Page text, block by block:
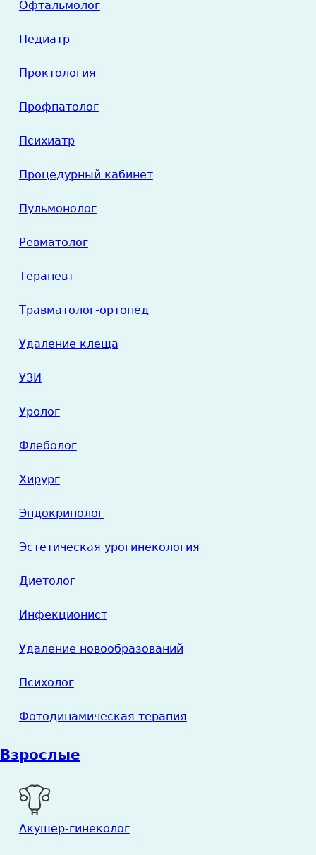
Офтальмолог
Педиатр
Проктология
Профпатолог
Психиатр
Процедурный кабинет
Пульмонолог
Ревматолог
Терапевт
Травматолог-ортопед
Удаление клеща
УЗИ
Уролог
Флеболог
Хирург
Эндокринолог
Эстетическая урогинекология
Диетолог
Инфекционист
Удаление новообразований
Психолог
Фотодинамическая терапия
Взрослые
Акушер-гинеколог